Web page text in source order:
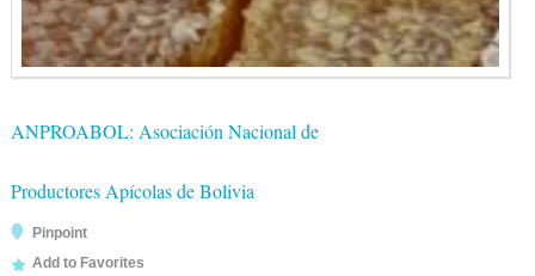
ANPROABOL: Asociación Nacional de
Productores Apícolas de Bolivia
Pinpoint
Add to Favorites